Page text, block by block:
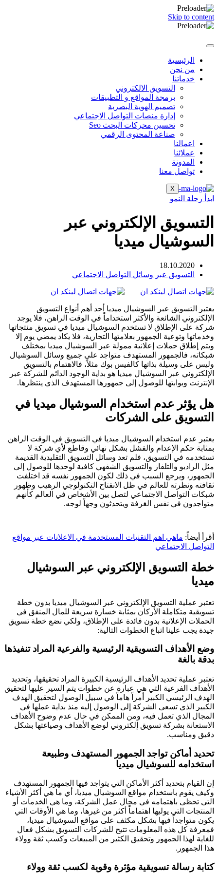
Skip to content
الرئيسية
من نحن
خدماتنا
التسويق الالكتروني
برمجة المواقع و التطبيقات
تصميم الهوية البصرية
إدارة منصات التواصل الاجتماعي
تحسين محركات البحث Seo
صناعة المحتوى الرقمي
اعمالنا
عملائنا
المدونة
تواصل معنا
X
ابدأ رحلة النمو
التسويق الإلكتروني عبر
السوشيال ميديا
18.10.2020
التسويق عبر وسائل التواصل الاجتماعي
يعتبر التسويق عبر السوشيال ميديا أحد أهم أنواع التسويق
الإلكتروني الشائعة والأكثر استخداماً في الوقت الراهن، فلا يوجد
شركة على الإطلاق لا تستخدم السوشيال ميديا في تسويق منتجاتها
وخدماتها وتوعية الجمهور بعلامتها التجارية، فلا يكاد يمضي يوم إلا
ويتم إطلاق حملات إعلانية ممولة عبر السوشيال ميديا بمختلف
شبكاته، فالجمهور المستهدف متواجد على جميع وسائل السوشيال
وليس على وسيلة بذاتها كالفيس بوك مثلاً، فالاهتمام بالتسويق
الإلكتروني عبر السوشيال ميديا هو بداية الوجود الدائم للشركة عبر
الإنترنت وبوابتها للوصول إلى جمهورها المستهدف الذي ينتظرها.
هل يؤثر عدم استخدام السوشيال ميديا في
التسويق على الشركات
يعتبر عدم استخدام السوشيال ميديا في التسويق في الوقت الراهن
بمثابة حكم الإعدام والفشل بشكل نهائي وقاطع لأي شركة لا
تستخدمه في التسويق، فلم تعد وسائل التسويق التقليدية القديمة
مثل الراديو والتلفاز والتسويق الشفهي كافية لوحدها للوصول إلى
الجمهور، ويرجع السبب في ذلك لكون الجمهور نفسه قد اختلفت
ثقافته ونظرته للعالم في ظل الانفتاح التكنولوجي الرهيب وظهور
شبكات التواصل الاجتماعي لتصل بين الأشخاص في العالم كأنهم
متواجدون في نفس الغرفة ويتحدثون وجهاً لوجه.
أقرأ أيضاً: ماهي اهم التقنيات المستخدمة في الاعلانات عبر مواقع
التواصل الاجتماعي
خطة التسويق الإلكتروني عبر السوشيال
ميديا
تعتبر عملية التسويق الإلكتروني عبر السوشيال ميديا بدون خطة
تسويقية متكاملة الأركان بمثابة خسارة سريعة للمال المنفق في
الحملات الإعلانية بدون فائدة على الإطلاق، ولكي نضع خطة تسويق
جيدة يجب علينا اتباع الخطوات التالية:
وضع الأهداف التسويقية الرئيسية والفرعية المراد تنفيذها
بدقة بالغة
تعتبر عملية تحديد الأهداف الرئيسية الكبيرة المراد تحقيقها، وتحديد
الأهداف الفرعية التي هي عبارة عن خطوات يتم السير عليها لتحقيق
الهدف الرئيسي الكبير أمراً هاماً في سبيل الوصول لتحقيق الهدف
الكبير الذي تسعى الشركة إلى الوصول إليه منذ بداية عملها في
المجال الذي تعمل فيه، ومن الممكن في حال عدم وضوح الأهداف
الاستعانة بشركة تسويق إلكتروني لوضع الأهداف وصياغتها بشكل
دقيق ومناسب.
تحديد أماكن تواجد الجمهور المستهدف وطبيعة
استخدامه للسوشيال ميديا
إن القيام بتحديد أكثر الأماكن التي يتواجد فيها الجمهور المستهدف
وكيف يقوم باستخدام مواقع السوشيال ميديا، أي ما هي أكثر الأشياء
التي تحظى باهتمامه في مجال عمل الشركة، وما هي الخدمات أو
المنتجات التي يوليها اهتماماً أكثر من غيرها، وما هي الأوقات التي
يكون متواجداً فيها بشكل مكثف على مواقع السوشيال ميديا،
فمعرفة كل هذه المعلومات تتيح للشركات التسويق بشكل فعال
للغاية لهذا الجمهور وتحقيق الكثير من المبيعات وكسب ثقة وولاء
هذا الجمهور.
كتابة رسالة تسويقية مؤثرة وقوية لكسب ثقة وولاء